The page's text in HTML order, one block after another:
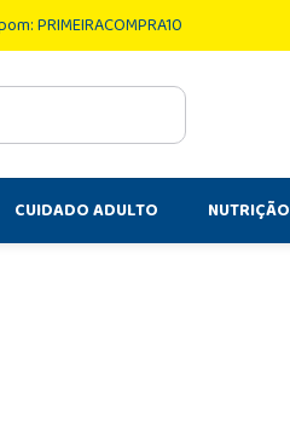
PRIMEIRACOMPRA10
CUIDADO ADULTO NUTRIÇÃO